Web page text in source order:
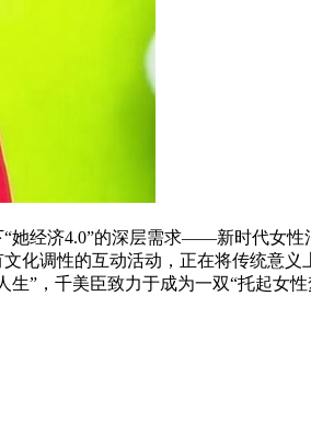
经济4.0”的深层需求——新时代女性
化调性的互动活动，正在将传统意
”，千美臣致力于成为一双“托起女性